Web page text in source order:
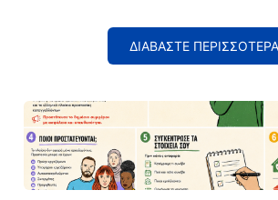
ΔΙΑΒΑΣΤΕ ΠΕΡΙΣΣΟΤΕΡΑ